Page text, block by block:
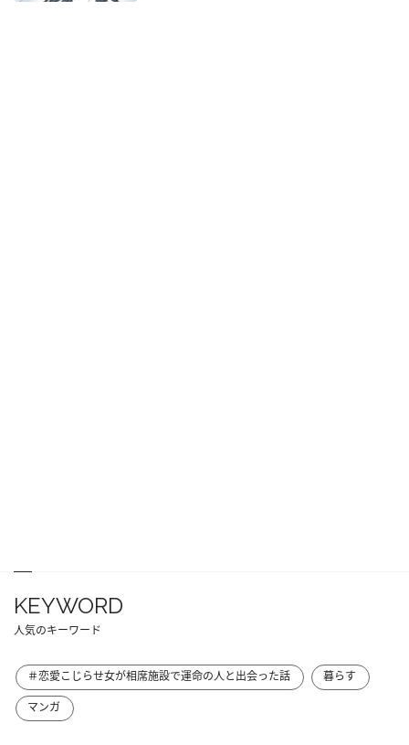
KEYWORD
人気のキーワード
＃恋愛こじらせ女が相席施設で運命の人と出会った話
暮らす
マンガ